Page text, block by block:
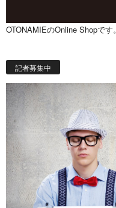
OTONAMIEのOnline Shopです。
記者募集中